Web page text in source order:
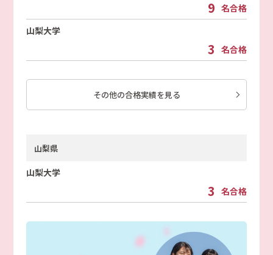
9 名合格
山梨大学
3 名合格
その他の合格実績を見る
山梨県
山梨大学
3 名合格